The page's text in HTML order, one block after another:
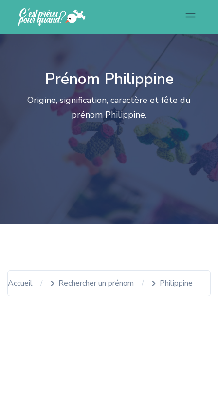
Prénom Philippine
Origine, signification, caractère et fête du
prénom Philippine.
Accueil Rechercher un prénom Philippine